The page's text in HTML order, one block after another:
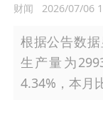
财闻 2026/07/06
根据公告数
生产量为
4.34%，本月